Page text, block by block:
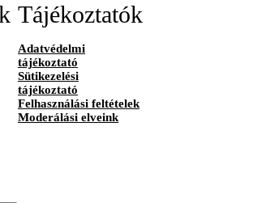
Tájékoztatók
Adatvédelmi
tájékoztató
Sütikezelési
tájékoztató
Felhasználási feltételek
Moderálási elveink